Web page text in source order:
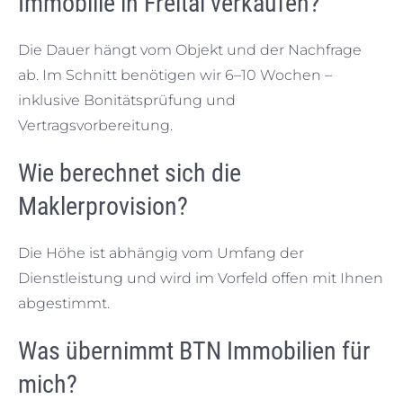
Die Dauer hängt vom Objekt und der Nachfrage
ab. Im Schnitt benötigen wir 6–10 Wochen –
inklusive Bonitätsprüfung und
Vertragsvorbereitung.
Wie berechnet sich die
Maklerprovision?
Die Höhe ist abhängig vom Umfang der
Dienstleistung und wird im Vorfeld offen mit Ihnen
abgestimmt.
Was übernimmt BTN Immobilien für
mich?